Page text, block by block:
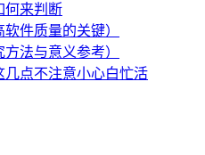
何来判断
件质量的关键）
法与意义参考）
点不注意小心白忙活